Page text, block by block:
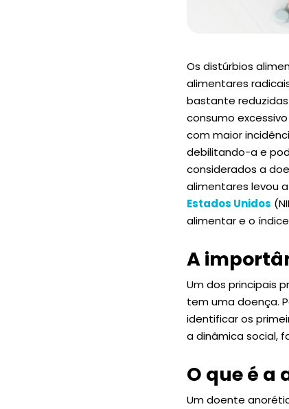
Os distúrbios
alimentares
bastante
consumo
com maior
debilitando-a e
considerados a
alimentares levou
Estados Unidos
alimentar e o
A
Um dos principais
tem uma doença.
identificar os
a dinâmica social,
O que é a
Um doente